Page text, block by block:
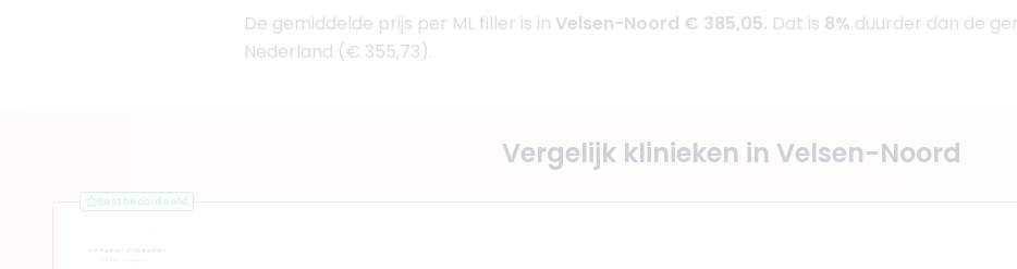
De gemiddelde prijs per ML filler is in Velsen-Noord € 385,05. Dat is 8% duurder dan de
Nederland (€ 355,73).
Vergelijk klinieken in Velsen-Noord
Best beoordeeld